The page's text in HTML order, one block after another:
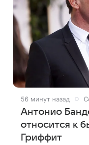
56 минут назад
Антонио
относится к
Гриффит